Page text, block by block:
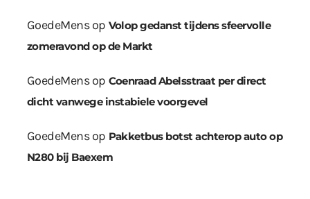
GoedeMensop Volop gedanst tijdens sfeervolle
zomeravond op de Markt
GoedeMensop Coenraad Abelsstraat per direct
dicht vanwege instabiele voorgevel
GoedeMensop Pakketbus botst achterop auto op
N280 bij Baexem